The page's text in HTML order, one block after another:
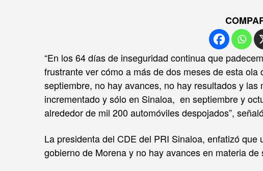
“En los 64 días de inseguridad continua que
frustrante ver cómo a más de dos meses de esta
septiembre, no hay avances, no hay resultados y
incrementado y sólo en Sinaloa, en septiembre y
alrededor de mil 200 automóviles despojados”,
La presidenta del CDE del PRI Sinaloa, enfatizó
gobierno de Morena y no hay avances en materia de